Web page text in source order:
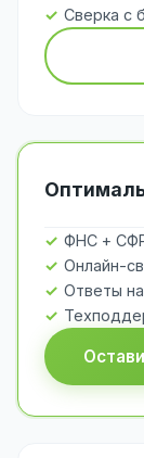
Сверка с
ФНС +
Онлайн-
Ответы